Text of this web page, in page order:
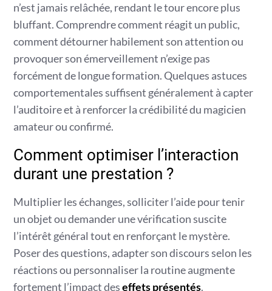
n’est jamais relâchée, rendant le tour encore plus
bluffant. Comprendre comment réagit un public,
comment détourner habilement son attention ou
provoquer son émerveillement n’exige pas
forcément de longue formation. Quelques astuces
comportementales suffisent généralement à capter
l’auditoire et à renforcer la crédibilité du magicien
amateur ou confirmé.
Comment optimiser l’interaction
durant une prestation ?
Multiplier les échanges, solliciter l’aide pour tenir
un objet ou demander une vérification suscite
l’intérêt général tout en renforçant le mystère.
Poser des questions, adapter son discours selon les
réactions ou personnaliser la routine augmente
fortement l’impact deseffets présentés.